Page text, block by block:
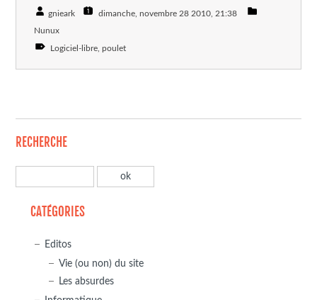
gnieark dimanche, novembre 28 2010 , 21:38
Nunux
Logiciel-libre poulet
RECHERCHE
CATÉGORIES
Editos
Vie (ou non) du site
Les absurdes